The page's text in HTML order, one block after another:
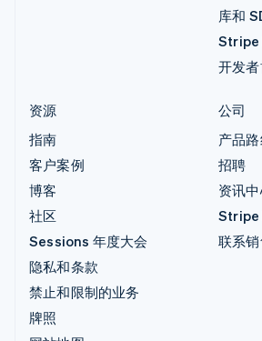
库和
Stripe
开发
资源
指南
客户案例
博客
社区
Sessions 年度大会
隐私和条款
禁止和限制的业务
牌照
公司
产品
招聘
资讯
Stripe
联系销